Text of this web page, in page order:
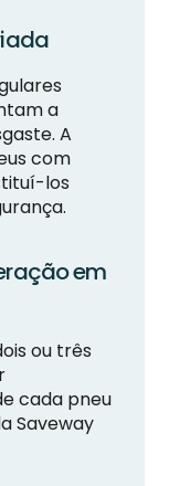
a
A
com
los
em
ou três
cada pneu
Saveway